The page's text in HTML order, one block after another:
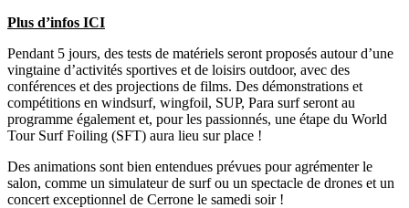
Plus d’infos ICI
Pendant 5 jours, des tests de matériels seront proposés autour d’une
vingtaine d’activités sportives et de loisirs outdoor, avec des
conférences et des projections de films. Des démonstrations et
compétitions en windsurf, wingfoil, SUP, Para surf seront au
programme également et, pour les passionnés, une étape du World
Tour Surf Foiling (SFT) aura lieu sur place !
Des animations sont bien entendues prévues pour agrémenter le
salon, comme un simulateur de surf ou un spectacle de drones et un
concert exceptionnel de Cerrone le samedi soir !